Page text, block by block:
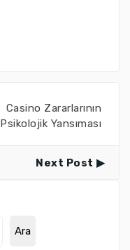
Casino Zararlarının
Psikolojik Yansıması
Next Post
Ara